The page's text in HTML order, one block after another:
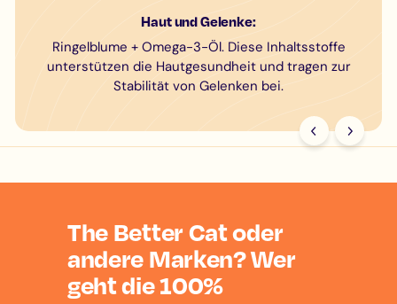
Haut und Gelenke:
Ringelblume + Omega-3-Öl. Diese Inhaltsstoffe
unterstützen die Hautgesundheit und tragen zur
Stabilität von Gelenken bei.
The Better Cat oder
andere Marken? Wer
geht die 100%